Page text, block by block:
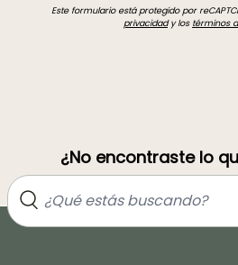
Este formulario está protegido por
privacidady los términos
¿No encontraste lo